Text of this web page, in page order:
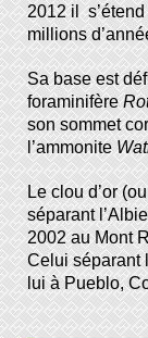
2012 il
millions
Sa base est
foraminifère
son sommet
l’ammonite
Le clou d’or
séparant
2002 au Mont
Celui séparant
lui à Pueblo,